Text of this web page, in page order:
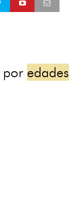
por edades